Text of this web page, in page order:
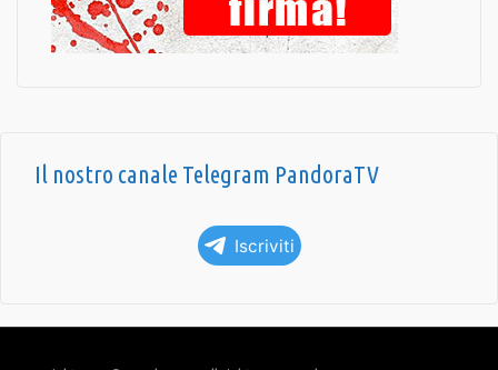
Il nostro canale Telegram PandoraTV
Iscriviti